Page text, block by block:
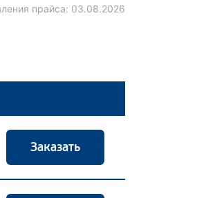
прайса: 03.08.2026
Заказать